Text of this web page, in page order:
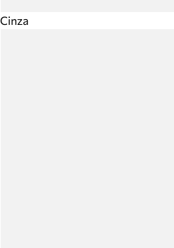
Cinza